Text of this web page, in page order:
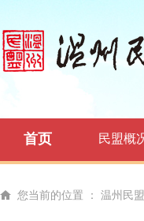
首页 民盟概
您当前的位置 ： 温州民盟